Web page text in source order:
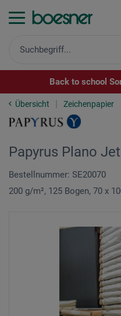
Back to school
Übersicht Zeichenpapier
Papyrus Plano
Bestellnummer: SE20070
200 g/m², 125 Bogen, 70 x